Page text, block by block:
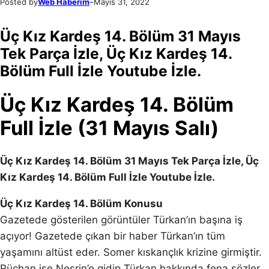
Üç Kız Kardeş 14. Bölüm 31 Mayıs
Tek Parça İzle, Üç Kız Kardeş 14.
Bölüm Full İzle Youtube İzle.
Üç Kız Kardeş 14. Bölüm
Full İzle (31 Mayıs Salı)
Üç Kız Kardeş 14. Bölüm 31 Mayıs Tek Parça İzle, Üç
Kız Kardeş 14. Bölüm Full İzle Youtube İzle.
Üç Kız Kardeş 14. Bölüm Konusu
Gazetede gösterilen görüntüler Türkan’ın başına iş
açıyor! Gazetede çıkan bir haber Türkan’ın tüm
yaşamını altüst eder. Somer kıskançlık krizine girmiştir.